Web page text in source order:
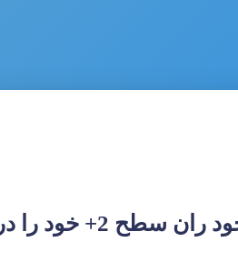
NVIDIA اولین پلتفرم خود ران سطح 2+ خود را در